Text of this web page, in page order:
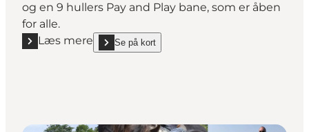
og en 9 hullers Pay and Play bane, som er åben
for alle.
Læs mere
Læs mere "Morsø Golfklub"
Se på kort
show Morsø Golfklub on_map